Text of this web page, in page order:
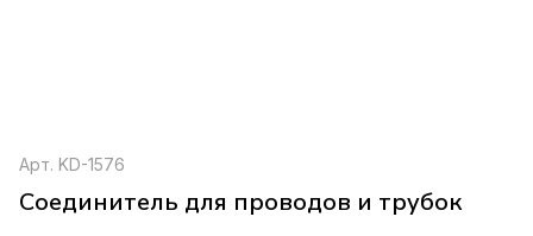
Арт. KD-1576
Соединитель для проводов и трубок